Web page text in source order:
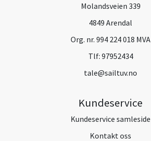
Molandsveien 339
4849 Arendal
Org. nr. 994 224 018 MVA
Tlf: 97952434
tale@sailtuv.no
Kundeservice
Kundeservice samleside
Kontakt oss